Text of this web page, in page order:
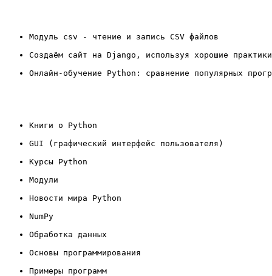
Модуль csv - чтение и запись CSV файлов
Создаём сайт на Django, используя хорошие
Онлайн-обучение Python: сравнение популярных
Книги о Python
GUI (графический интерфейс пользователя)
Курсы Python
Модули
Новости мира Python
NumPy
Обработка данных
Основы программирования
Примеры программ